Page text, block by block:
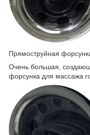
Прямоструйная
Очень большая,
форсунка для массажа